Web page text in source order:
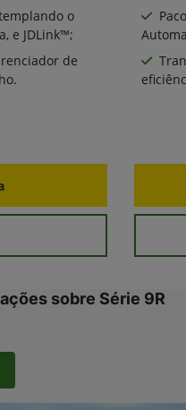
o
e JDLink™;
de
sobre Série 9R